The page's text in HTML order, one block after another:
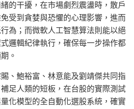
的干擾，在市場劇烈震盪時，散戶
受到貪婪與恐懼的心理影響，進而
為；而微軟人工智慧算法則能以絕
邏輯紀律執行，確保每一步操作都
。
、鮑裕富、林意能及劉靖傑共同指
足人類的短板，在台股的實際測試
化模型的全自動化選股系統，確實